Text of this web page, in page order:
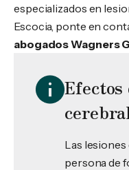
especializados en
Escocia, ponte en
abogados Wagners
Efectos
Las
persona de